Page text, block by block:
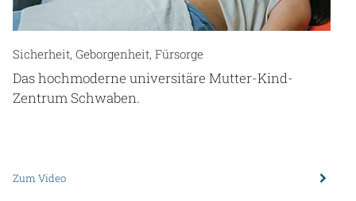
Sicherheit, Geborgenheit, Fürsorge
Das hochmoderne universitäre Mutter-Kind-
Zentrum Schwaben.
Zum Video